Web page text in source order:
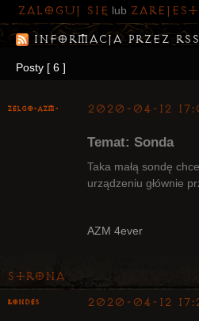
Zaloguj się lub
Informacja przez
Posty [ 6 ]
ZelgO-AZM- 2020-04-12
Temat: Sonda
Taka małą sondę
urządzeniu głównie
AZM 4ever
Strona
kondes 2020-04-12